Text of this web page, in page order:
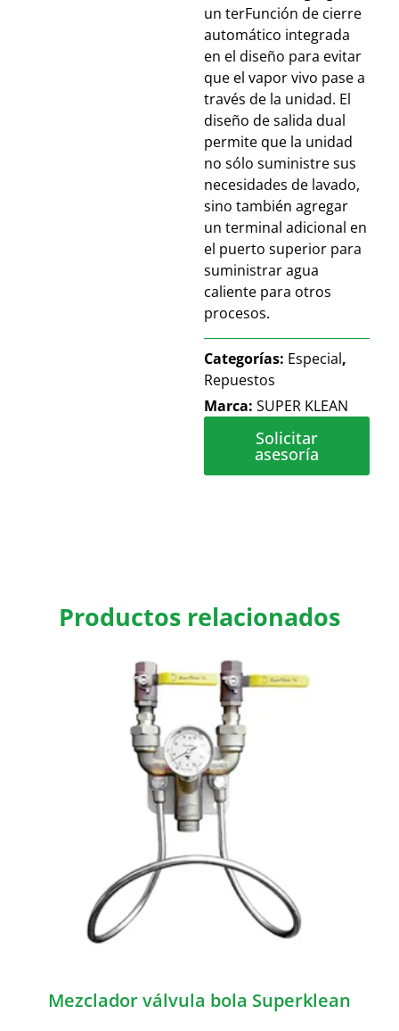
un terFunción de cierre
automático integrada
en el diseño para evitar
que el vapor vivo pase a
través de la unidad. El
diseño de salida dual
permite que la unidad
no sólo suministre sus
necesidades de lavado,
sino también agregar
un terminal adicional en
el puerto superior para
suministrar agua
caliente para otros
procesos.
Categorías: Especial,
Repuestos
Marca: SUPER KLEAN
Solicitar
asesoría
Productos relacionados
Mezclador válvula bola Superklean